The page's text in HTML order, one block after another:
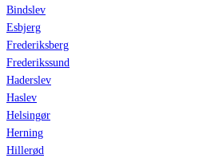
Bindslev
Esbjerg
Frederiksberg
Frederikssund
Haderslev
Haslev
Helsingør
Herning
Hillerød